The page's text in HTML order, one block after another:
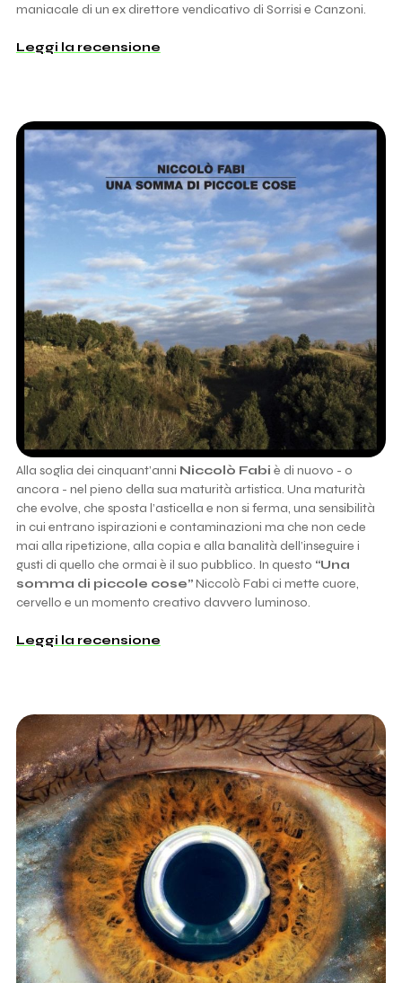
maniacale di un ex direttore vendicativo di Sorrisi e Canzoni.
Leggi la recensione
Alla soglia dei cinquant’anni Niccolò Fabi è di nuovo - o
ancora - nel pieno della sua maturità artistica. Una maturità
che evolve, che sposta l’asticella e non si ferma, una sensibilità
in cui entrano ispirazioni e contaminazioni ma che non cede
mai alla ripetizione, alla copia e alla banalità dell’inseguire i
gusti di quello che ormai è il suo pubblico. In questo “Una
somma di piccole cose”Niccolò Fabi ci mette cuore,
cervello e un momento creativo davvero luminoso.
Leggi la recensione